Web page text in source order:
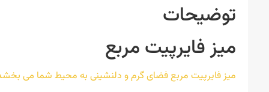
توضیحات
میز فایرپیت مربع
میز فایرپیت مربع فضای گرم و دلنشینی به محیط شما می